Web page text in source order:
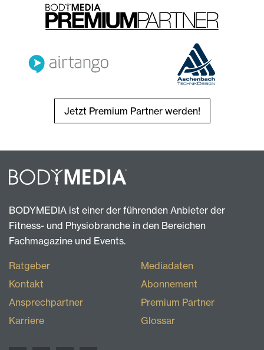
Jetzt Premium Partner werden!
BODYMEDIA ist einer der führenden Anbieter der
Fitness- und Physiobranche in den Bereichen
Fachmagazine und Events.
Ratgeber
Kontakt
Ansprechpartner
Karriere
Mediadaten
Abonnement
Premium Partner
Glossar